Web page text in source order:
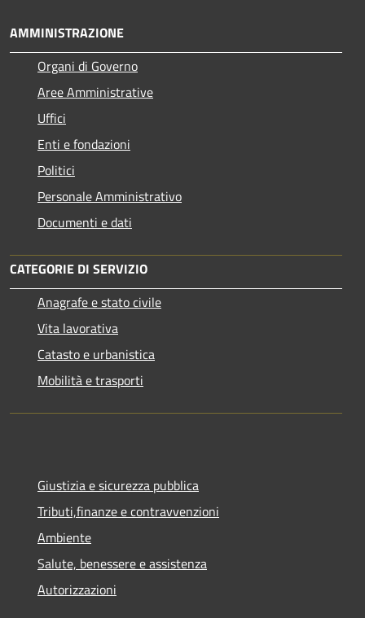
AMMINISTRAZIONE
Organi di Governo
Aree Amministrative
Uffici
Enti e fondazioni
Politici
Personale Amministrativo
Documenti e dati
CATEGORIE DI SERVIZIO
Anagrafe e stato civile
Vita lavorativa
Catasto e urbanistica
Mobilità e trasporti
Giustizia e sicurezza pubblica
Tributi,finanze e contravvenzioni
Ambiente
Salute, benessere e assistenza
Autorizzazioni